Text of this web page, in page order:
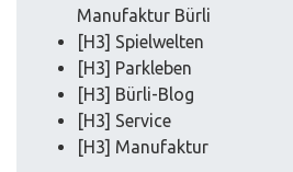
Manufaktur Bürli
[H3] Spielwelten
[H3] Parkleben
[H3] Bürli-Blog
[H3] Service
[H3] Manufaktur